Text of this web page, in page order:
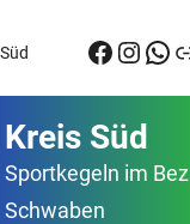
Kreis Süd
Sportkegeln im
Schwaben